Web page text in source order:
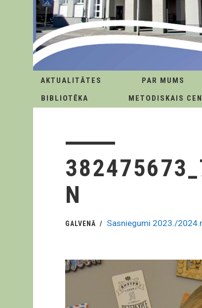
AKTUALITĀTES PAR MUMS
BIBLIOTĒKA
METODISKAIS
N
GALVENĀ Sasniegumi 2023./